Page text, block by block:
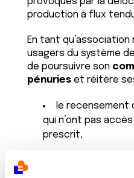
production à flux
En tant
usagers du système
de poursuivre son
pénurieset réitère
le recensement
qui n’ont pas
prescrit,